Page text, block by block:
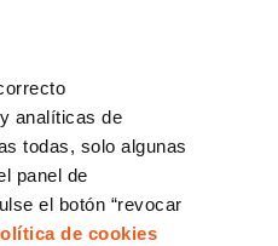
analíticas de
todas, solo algunas
panel de
el botón “revocar
de cookies